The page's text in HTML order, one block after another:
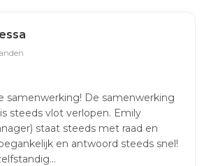
samenwerking! De samenwerking
steeds vlot verlopen. Emily
staat steeds met raad en
en antwoord steeds snel!